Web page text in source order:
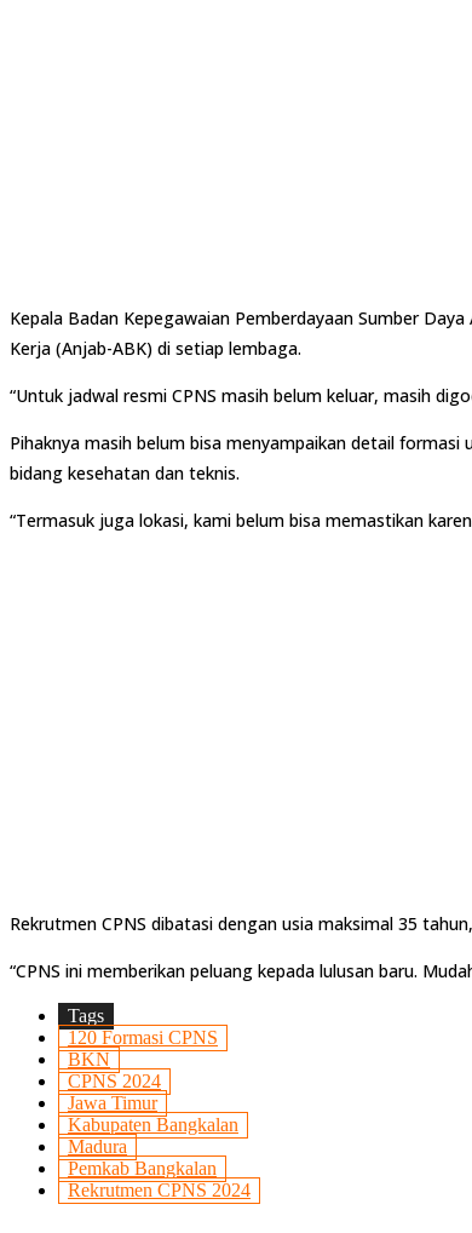
Kepala Badan Kepegawaian Pemberdayaan Sumber
Kerja (Anjab-ABK) di setiap lembaga.
“Untuk jadwal resmi CPNS masih belum keluar, masih
Pihaknya masih belum bisa menyampaikan detail
bidang kesehatan dan teknis.
“Termasuk juga lokasi, kami belum bisa memastikan
Rekrutmen CPNS dibatasi dengan usia maksimal 35
“CPNS ini memberikan peluang kepada lulusan baru.
Tags
120 Formasi CPNS
BKN
CPNS 2024
Jawa Timur
Kabupaten Bangkalan
Madura
Pemkab Bangkalan
Rekrutmen CPNS 2024